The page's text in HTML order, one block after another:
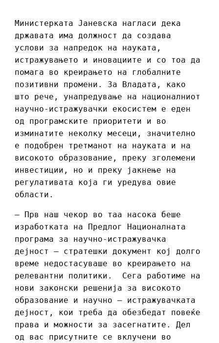
Министерката Јаневска нагласи дека
државата има должност да создава
услови за напредок на науката,
истражувањето и иновациите и со тоа да
помага во креирањето на глобалните
позитивни промени. За Владата, како
што рече, унапредување на националниот
научно-истражувачки екосистем е еден
од програмските приоритети и во
изминатите неколку месеци, значително
е подобрен третманот на науката и на
високото образование, преку зголемени
инвестиции, но и преку јакнење на
регулативата која ги уредува овие
области.
– Прв наш чекор во таа насока беше
изработката на Предлог Националната
програма за научно-истражувачка
дејност – стратешки документ кој долго
време недостасуваше во креирањето на
релевантни политики. Сега работиме на
нови законски решенија за високото
образование и научно – истражувачката
дејност, кои треба да обезбедат повеќе
права и можности за засегнатите. Дел
од вас присутните се вклучени во